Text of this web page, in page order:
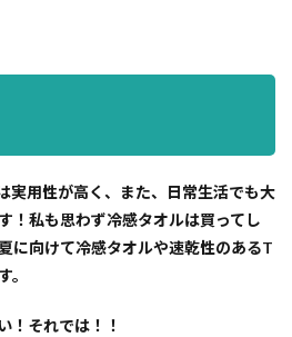
実用性が高く、また、日常生活でも大
！私も思わず冷感タオルは買ってし
に向けて冷感タオルや速乾性のあるT
。
！それでは！！